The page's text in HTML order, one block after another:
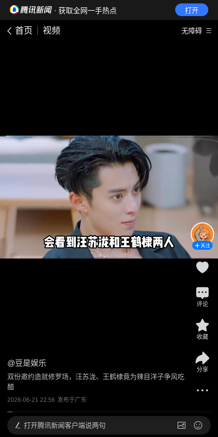
· 获取全网一手热点 打开
首页 视频 无障碍
@豆是娱乐
双份邀约造就修罗场，汪苏泷、王鹤棣竟为辣目洋子争风吃
醋
2026-06-21 22:56 发布于广东
关注
评论
收藏
分享
打开腾讯新闻客户端说两句